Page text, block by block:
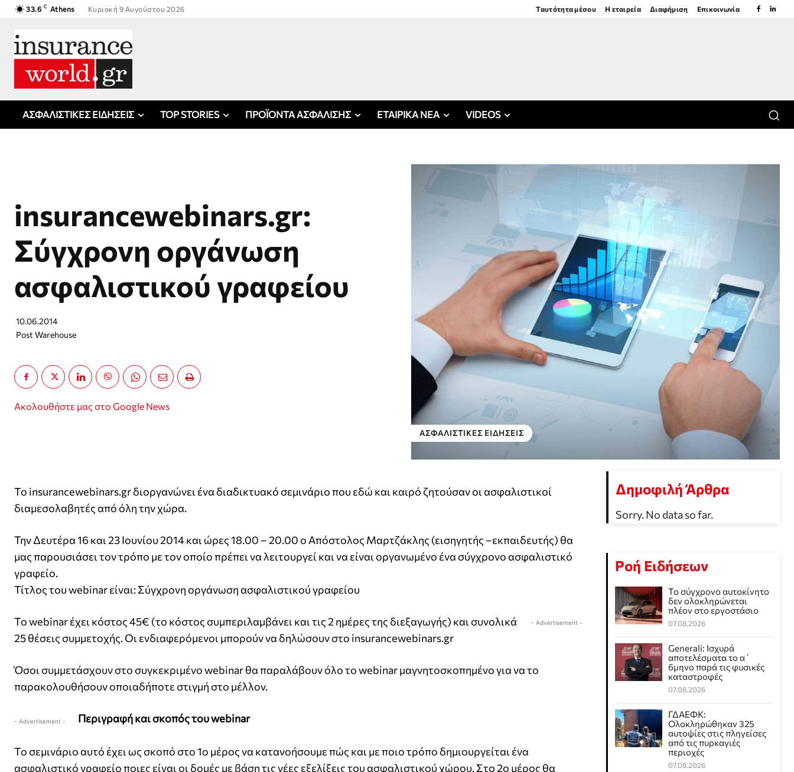
33.6 C Athens Κυριακή 9 Αυγούστου 2026 Ταυτότητα μέσου Η εταιρεία Διαφήμιση Επικοινωνία
ΑΣΦΑΛΙΣΤΙΚΕΣ ΕΙΔΗΣΕΙΣ TOP STORIES ΠΡΟΪΟΝΤΑ ΑΣΦΑΛΙΣΗΣ ΕΤΑΙΡΙΚΑ ΝΕΑ VIDEOS
insurancewebinars.gr:
Σύγχρονη οργάνωση
ασφαλιστικού γραφείου
10.06.2014
Post Warehouse
Ακολουθήστε μας στο Google News
ΑΣΦΑΛΙΣΤΙΚΕΣ ΕΙΔΗΣΕΙΣ
Το insurancewebinars.gr διοργανώνει ένα διαδικτυακό σεμινάριο που εδώ και καιρό ζητούσαν οι ασφαλιστικοί
διαμεσολαβητές από όλη την χώρα.
Την Δευτέρα 16 και 23 Ιουνίου 2014 και ώρες 18.00 – 20.00 ο Απόστολος Μαρτζάκλης (εισηγητής –εκπαιδευτής) θα
μας παρουσιάσει τον τρόπο με τον οποίο πρέπει να λειτουργεί και να είναι οργανωμένο ένα σύγχρονο ασφαλιστικό
γραφείο.
Τίτλος του webinar είναι: Σύγχρονη οργάνωση ασφαλιστικού γραφείου
- Advertisement -
Το webinar έχει κόστος 45€ (το κόστος συμπεριλαμβάνει και τις 2 ημέρες της διεξαγωγής) και συνολικά
25 θέσεις συμμετοχής. Οι ενδιαφερόμενοι μπορούν να δηλώσουν στο insurancewebinars.gr
Όσοι συμμετάσχουν στο συγκεκριμένο webinar θα παραλάβουν όλο το webinar μαγνητοσκοπημένο για να το
παρακολουθήσουν οποιαδήποτε στιγμή στο μέλλον.
- Advertisement - Περιγραφή και σκοπός του webinar
Το σεμινάριο αυτό έχει ως σκοπό στο 1ο μέρος να κατανοήσουμε πώς και με ποιο τρόπο δημιουργείται ένα
ασφαλιστικό γραφείο ποιες είναι οι δομές με βάση τις νέες εξελίξεις του ασφαλιστικού χώρου. Στο 2ο μέρος θα
Δημοφιλή Άρθρα
Sorry. No data so far.
Ροή Ειδήσεων
Το σύγχρονο αυτοκίνητο
δεν ολοκληρώνεται
πλέον στο εργοστάσιο
07.08.2026
Generali: Ισχυρά
αποτελέσματα το α΄
6μηνο παρά τις φυσικές
καταστροφές
07.08.2026
ΓΔΑΕΦΚ:
Ολοκληρώθηκαν 325
αυτοψίες στις πληγείσες
από τις πυρκαγιές
περιοχές
07.08.2026